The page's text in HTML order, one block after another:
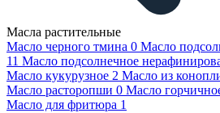
Масла растительные
Масло черного тмина 0 Масло
11 Масло подсолнечное
Масло кукурузное 2 Масло из
Масло расторопши 0 Масло
Масло для фритюра 1